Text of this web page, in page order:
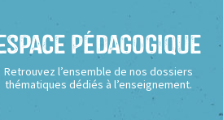
Pédagogique
Retrouvez l’ensemble de nos dossiers
thématiques dédiés à l’enseignement.